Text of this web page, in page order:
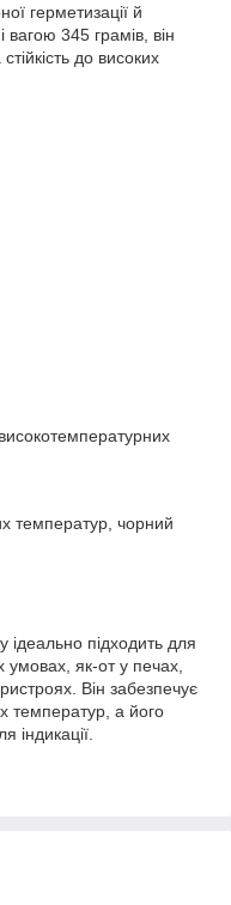
герметизації й
345 грамів, він
до високих
температур, чорний
ідеально підходить для
умовах, як-от у печах,
Він забезпечує
температур, а його
індикації.